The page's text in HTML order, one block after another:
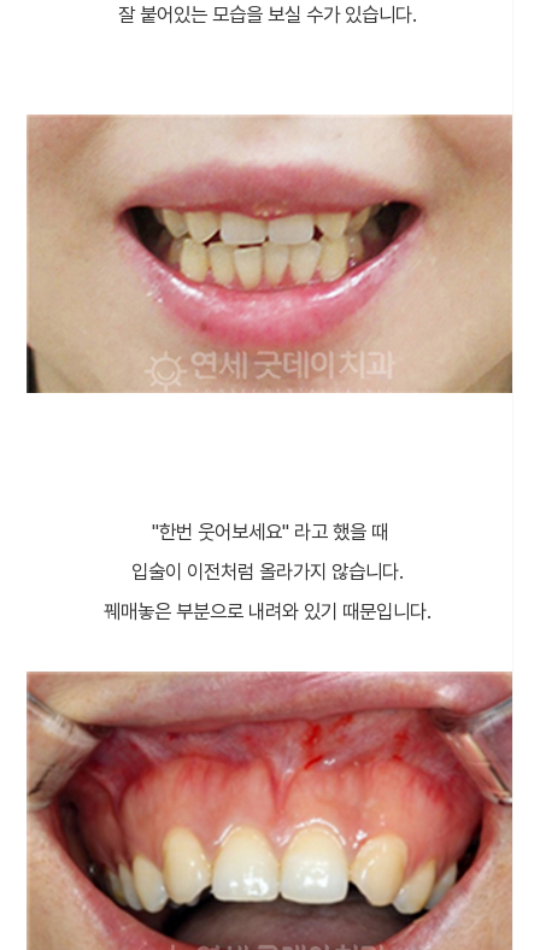
잘 붙어있는 모습을 보실 수가 있습니다.
"한번 웃어보세요" 라고 했을 때
입술이 이전처럼 올라가지 않습니다.
꿰매놓은 부분으로 내려와 있기 때문입니다.